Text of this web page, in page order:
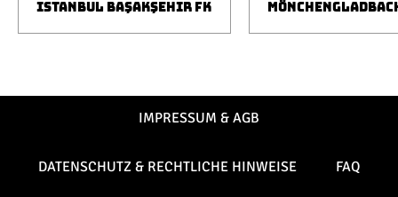
ISTANBUL BAŞAKŞEHIR FK
IMPRESSUM & AGB
DATENSCHUTZ & RECHTLICHE HINWEISE FAQ